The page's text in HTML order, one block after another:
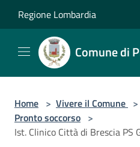
Regione Lombardia
Comune di
Home > Vivere il Comune >
Pronto soccorso >
Ist. Clinico Città di Brescia PS